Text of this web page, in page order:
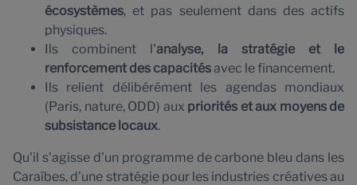
écosystèmes, et pas seulement dans des actifs
physiques.
Ils combinent l'analyse, la stratégie et le
renforcement des capacitésavec le financement.
Ils relient délibérément les agendas mondiaux
(Paris, nature, ODD) aux priorités et aux moyens de
subsistance locaux.
Qu'il s'agisse d'un programme de carbone bleu dans les
Caraïbes, d'une stratégie pour les industries créatives au